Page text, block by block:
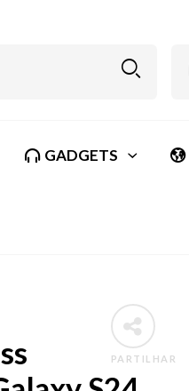
GADGETS
PARTILHAR